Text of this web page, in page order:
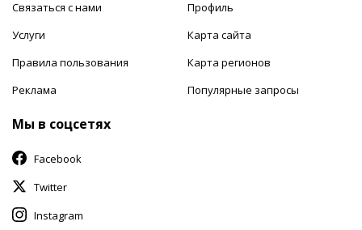
Связаться с нами
Услуги
Правила пользования
Реклама
Профиль
Карта сайта
Карта регионов
Популярные запросы
Мы в соцсетях
Facebook
Twitter
Instagram